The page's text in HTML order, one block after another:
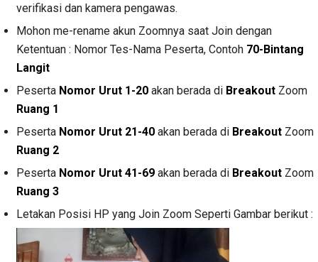
verifikasi dan kamera pengawas.
Mohon me-rename akun Zoomnya saat Join dengan
Ketentuan : Nomor Tes-Nama Peserta, Contoh 70-Bintang
Langit
Peserta Nomor Urut 1-20 akan berada di Breakout Zoom
Ruang 1
Peserta Nomor Urut 21-40 akan berada di Breakout Zoom
Ruang 2
Peserta Nomor Urut 41-69 akan berada di Breakout Zoom
Ruang 3
Letakan Posisi HP yang Join Zoom Seperti Gambar berikut :